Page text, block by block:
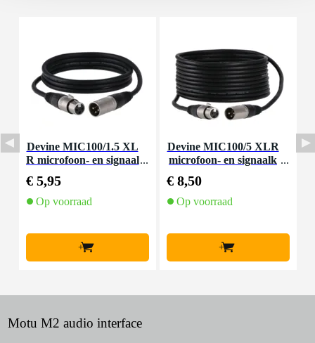
Devine MIC100/1.5 XL
R microfoon- en signaal
€ 5,95
Op voorraad
+
Devine MIC100/5 XLR
microfoon- en signaalk
€ 8,50
Op voorraad
+
Motu M2 audio interface